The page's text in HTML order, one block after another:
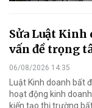
Sửa Luật Kinh
vấn đề trọng
06/08/2026 14:35
Luật Kinh doanh bất
hoạt động kinh
kiến tạo thị trường